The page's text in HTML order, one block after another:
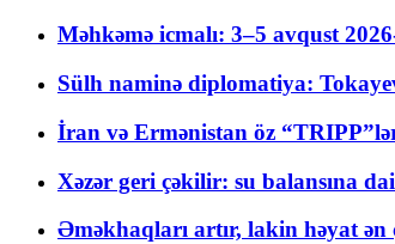
Məhkəmə icmalı: 3–5 avqust
Sülh naminə diplomatiya:
İran və Ermənistan öz
Xəzər geri çəkilir: su balansına
Əməkhaqları artır, lakin həyat ən